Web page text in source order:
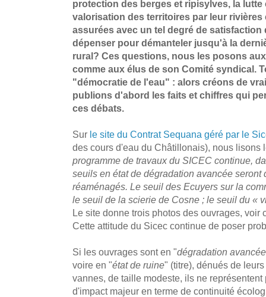
protection des berges et ripisylves, la
valorisation des territoires par leur
assurées avec un tel degré de
dépenser pour démanteler jusqu'à la
rural? Ces questions, nous les posons
comme aux élus de son Comité syndical.
"démocratie de l'eau" : alors créons de
publions d'abord les faits et chiffres qui
ces débats.
Sur le site du Contrat Sequana géré par le
des cours d'eau du Châtillonais), nous lisons
programme de travaux du SICEC continue,
seuils en état de dégradation avancée seront
réaménagés. Le seuil des Ecuyers sur la
le seuil de la scierie de Cosne ; le seuil du «
Le site donne trois photos des ouvrages, voir
Cette attitude du Sicec continue de poser
Si les ouvrages sont en "dégradation avancée
voire en "état de ruine" (titre), dénués de leurs
vannes, de taille modeste, ils ne représentent
d'impact majeur en terme de continuité